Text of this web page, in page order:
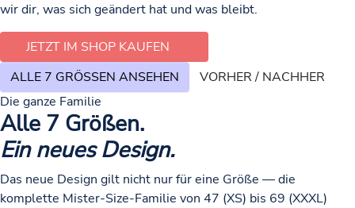
wir dir, was sich geändert hat und was bleibt.
JETZT IM SHOP KAUFEN
ALLE 7 GRÖSSEN ANSEHEN
VORHER / NACHHER
Die ganze Familie
Alle 7 Größen.
Ein neues Design.
Das neue Design gilt nicht nur für eine Größe — die
komplette Mister-Size-Familie von 47 (XS) bis 69 (XXXL)